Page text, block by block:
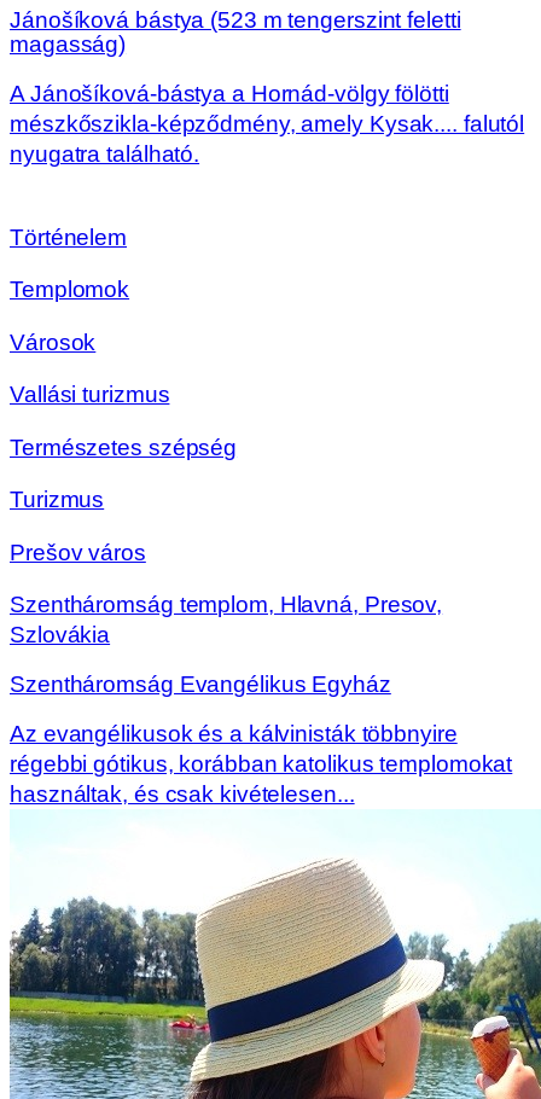
Jánošíková bástya (523 m tengerszint feletti
magasság)
A Jánošíková-bástya a Hornád-völgy fölötti
mészkőszikla-képződmény, amely Kysak.... falutól
nyugatra található.
Történelem
Templomok
Városok
Vallási turizmus
Természetes szépség
Turizmus
Prešov város
Szentháromság templom, Hlavná, Presov,
Szlovákia
Szentháromság Evangélikus Egyház
Az evangélikusok és a kálvinisták többnyire
régebbi gótikus, korábban katolikus templomokat
használtak, és csak kivételesen...